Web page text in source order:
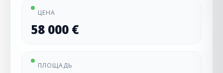
ЦЕНА
58 000 €
ПЛОЩАДЬ